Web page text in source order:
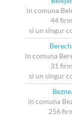
in comuna
44
si un singur
in comuna
31
si un singur
in comuna
256